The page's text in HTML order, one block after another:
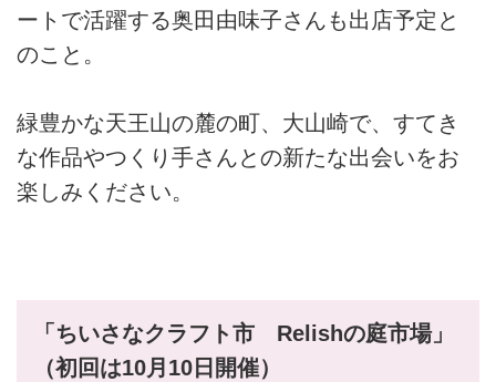
ートで活躍する奥田由味子さんも出店予定と
のこと。
緑豊かな天王山の麓の町、大山崎で、すてき
な作品やつくり手さんとの新たな出会いをお
楽しみください。
「ちいさなクラフト市 Relishの庭市場」
（初回は10月10日開催）